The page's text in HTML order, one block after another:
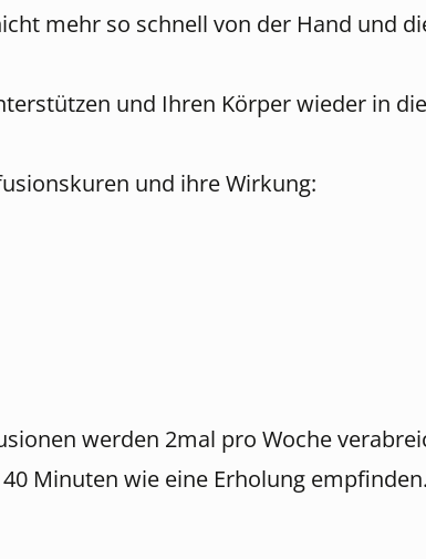
mehr so schnell von der Hand und
und Ihren Körper wieder in
und ihre Wirkung:
werden 2mal pro Woche
Minuten wie eine Erholung empfinden.